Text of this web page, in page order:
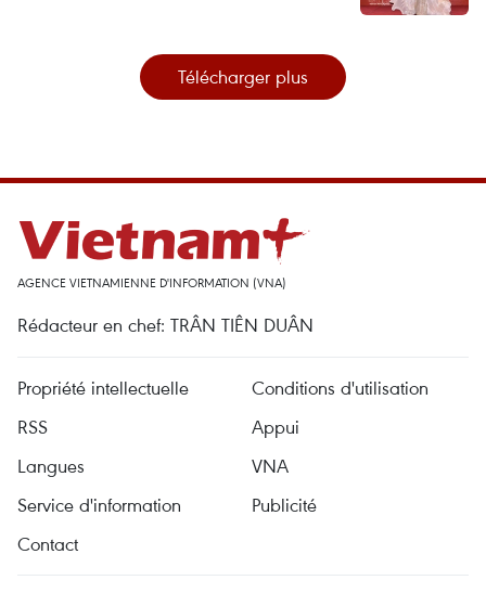
Télécharger plus
AGENCE VIETNAMIENNE D'INFORMATION (VNA)
Rédacteur en chef: TRÂN TIÊN DUÂN
Propriété intellectuelle
Conditions d'utilisation
RSS
Appui
Langues
VNA
Service d'information
Publicité
Contact